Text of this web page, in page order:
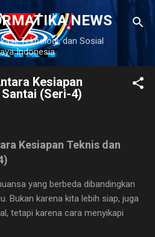
ke konten utamaNEWS
Teknologi, dan Sosial
Indonesia
Kesiapan
(Seri-4)
Kesiapan Teknis dan
yang berbeda dibandingkan
Bukan karena kita lebih siap, juga
tetapi karena cara menyikapi